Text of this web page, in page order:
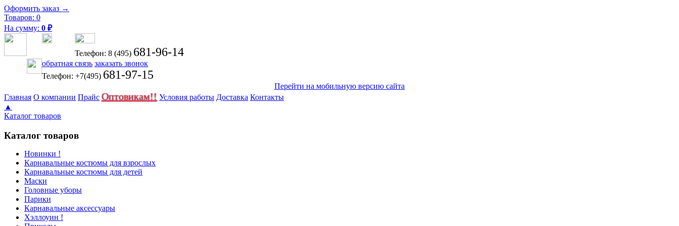
Оформить заказ →
Товаров: 0
На сумму: 0 ₽
Телефон: 8 (495) 681-96-14
обратная связь заказать звонок
Телефон: +7(495) 681-97-15
Перейти на мобильную версию сайта
Главная О компании Прайс Оптовикам!! Условия работы Доставка Контакты
▲
Каталог товаров
Каталог товаров
Новинки !
Карнавальные костюмы для взрослых
Карнавальные костюмы для детей
Маски
Головные уборы
Парики
Карнавальные аксессуары
Хэллоуин !